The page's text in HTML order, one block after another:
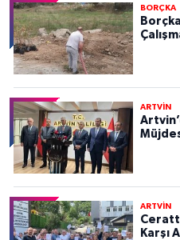
BORÇKA
ARTVİN
ARTVİN
Karşı